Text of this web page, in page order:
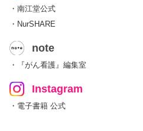
・南江堂公式
・NurSHARE
note
・『がん看護』編集室
Instagram
・電子書籍 公式